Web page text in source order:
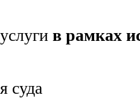
в рамках
суда